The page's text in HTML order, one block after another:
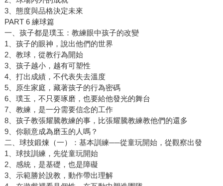
3、態度與品格決定未來
PART 6 練球篇
一、孩子都是璞玉：教練眼中孩子的改變
1、孩子的眼神，說出他們的世界
2、教球，從教行為開始
3、孩子越小，越有可塑性
4、打出成績，不代表失去溫度
5、原生家庭，藏著孩子的行為密碼
6、璞玉，不只要琢磨，也要給他發光的舞台
7、教練，是一分需要信念的工作
8、孩子教張耀騰教練的事，比張耀騰教練教他們的還多
9、你願意成為磨玉的人嗎？
二、球技鍛煉（一）：基本訓練──從童玩開始，從觀察出發
1、球技訓練，先從童玩開始
2、感統，是基礎，也是障礙
3、示範勝於說教，動作帶出理解